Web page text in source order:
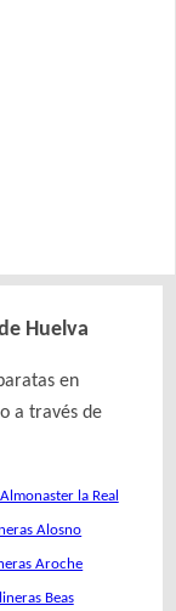
Huelva
en
a través de
la Real
Alosno
Aroche
Beas